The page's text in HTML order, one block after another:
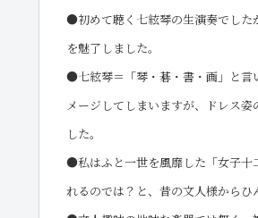
●初めて聴く七絃琴の生演奏でした
を魅了しました。
●七絃琴＝「琴・碁・書・画」と言
メージしてしまいますが、ドレス
した。
●私はふと一世を風靡した「女子十
れるのでは？と、昔の文人様からひ